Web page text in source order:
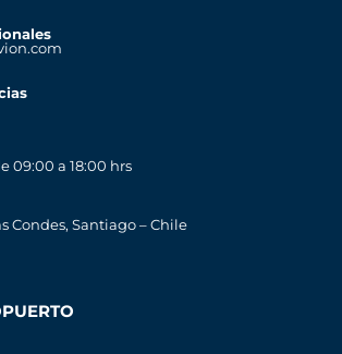
09:00 a 18:00 hrs
Condes, Santiago – Chile